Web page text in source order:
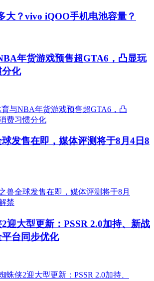
大？vivo iQOO手机电池容量？
年货游戏预售超GTA6，凸显玩
化
发售在即，媒体评测将于8月4日8
迎大型更新：PSSR 2.0加持、新战
台同步优化